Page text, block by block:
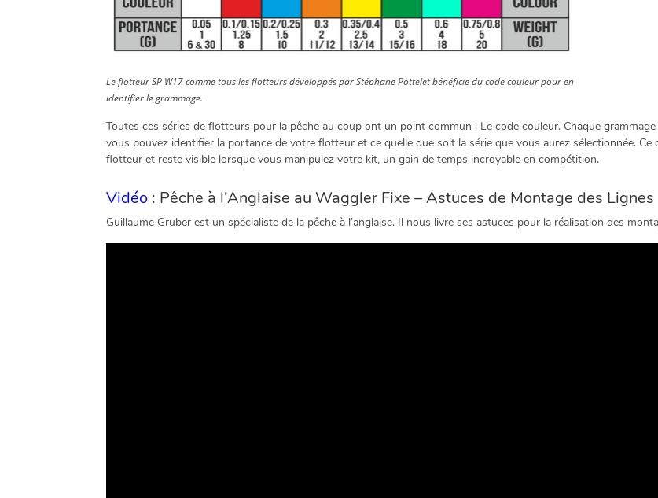
Le flotteur SP W17 comme tous les flotteurs développés par Stéphane Pottelet bénéficie du code couleur pour en
identifier le grammage.
Toutes ces séries de flotteurs pour la pêche au coup ont un point commun : Le code couleur. Chaque
vous pouvez identifier la portance de votre flotteur et ce quelle que soit la série que vous aurez sélectionnée.
flotteur et reste visible lorsque vous manipulez votre kit, un gain de temps incroyable en compétition.
Vidéo : Pêche à l’Anglaise au Waggler Fixe – Astuces de Montage des Lignes
Guillaume Gruber est un spécialiste de la pêche à l’anglaise. Il nous livre ses astuces pour la réalisation des